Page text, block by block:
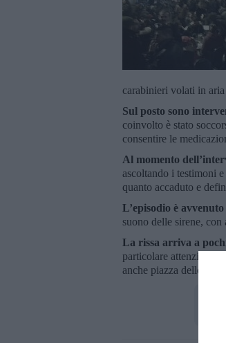
carabinieri volati in
Sul posto sono
coinvolto è stato
consentire le
Al momento
ascoltando i testimoni
quanto accaduto e
L’episodio è
suono delle sirene,
La rissa arriva a
particolare attenzione
anche piazza delle